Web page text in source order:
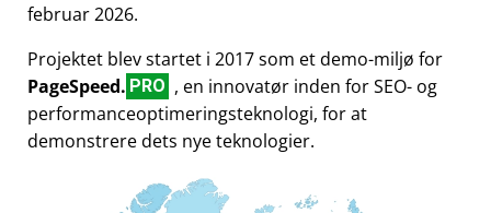
februar 2026.
Projektet blev startet i 2017 som et demo-miljø for
PageSpeed. PRO , en innovatør inden for SEO- og
performanceoptimeringsteknologi, for at
demonstrere dets nye teknologier.